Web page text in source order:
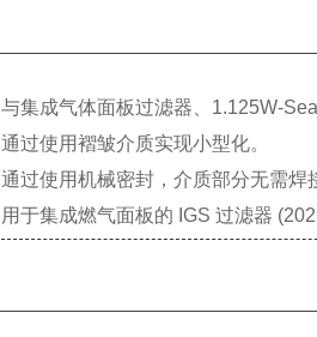
与集成气体面板过滤器、1.125W-
通过使用褶皱介质实现小型化。
通过使用机械密封，介质部分无需焊
用于集成燃气面板的 IGS 过滤器